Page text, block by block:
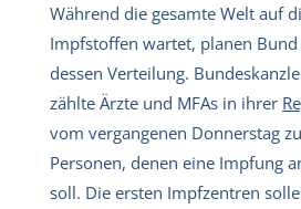
Während die gesamte Welt auf
Impfstoffen wartet, planen
dessen Verteilung.
zählte Ärzte und MFAs in ihrer
vom vergangenen Donnerstag
Personen, denen eine Impfung
soll. Die ersten Impfzentren